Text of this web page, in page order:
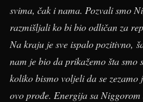
svima, čak i nama. Pozvali smo
razmišljali ko bi bio odličan za
Na kraju je sve ispalo pozitivno,
nam je bio da prikažemo šta
koliko bismo voljeli da se
ovo prođe. Energija sa